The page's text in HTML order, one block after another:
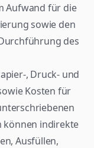
Aufwand für die
sowie den
des
, Druck- und
Kosten für
können indirekte
Ausfüllen,